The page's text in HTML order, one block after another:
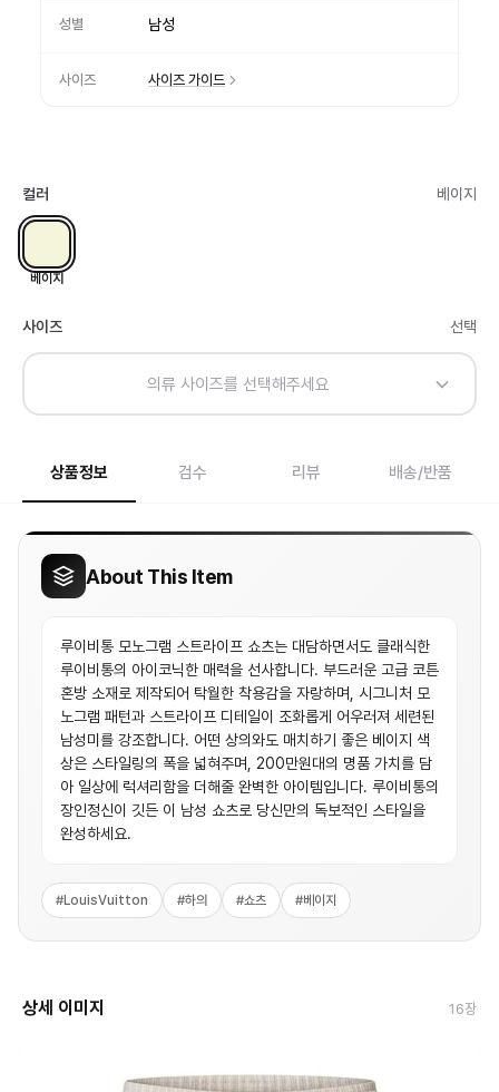
성별 남성
사이즈 사이즈 가이드
컬러 베이지
베이지
사이즈 선택
의류 사이즈를 선택해주세요
상품정보 검수 리뷰 배송/반품
About This Item
루이비통 모노그램 스트라이프 쇼츠는 대담하면서도 클래식한
루이비통의 아이코닉한 매력을 선사합니다. 부드러운 고급 코튼
혼방 소재로 제작되어 탁월한 착용감을 자랑하며, 시그니처 모
노그램 패턴과 스트라이프 디테일이 조화롭게 어우러져 세련된
남성미를 강조합니다. 어떤 상의와도 매치하기 좋은 베이지 색
상은 스타일링의 폭을 넓혀주며, 200만원대의 명품 가치를 담
아 일상에 럭셔리함을 더해줄 완벽한 아이템입니다. 루이비통의
장인정신이 깃든 이 남성 쇼츠로 당신만의 독보적인 스타일을
완성하세요.
#LouisVuitton #하의 #쇼츠 #베이지
상세 이미지 16장